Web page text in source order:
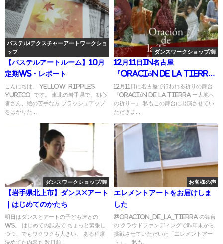
パステル/テクスチャーアートワークショ
ップ
【パステルアートルーム】10月
定期WS・レポート
こんにちは。 yellow ripples
yurico です。 東北の岩手県で、初心
者さん、絵の苦手な方 ブラッシュアップ
をはかりた...
ダンスワークショップ/舞
12月11日in名古屋
『Oración de la Tierra
ー大地への祈りー』
12月11日に名古屋で行われる祈りの舞台
『Oración de la Tierra ー大地へ
の祈りー』 私もこの舞台に出演させてい
ただきま...
ダンスワークショップ/舞
【岩手県北上市】ダンス×アート
｜はじめてのかたち
明日はダンスとアートの子ども達との
WS。 はじめての試みで ちょっと緊張し
つつ、でもワクワクも大きい。 ある程度
決めてた内容も 数日前...
お客様の声
エレメントアートをお届けしま
した
@oracion_de_la_tierra の舞台
の クラウドファンディングで昨年末から
挑戦させていただいた「エレメントアー
ト」。 私も...